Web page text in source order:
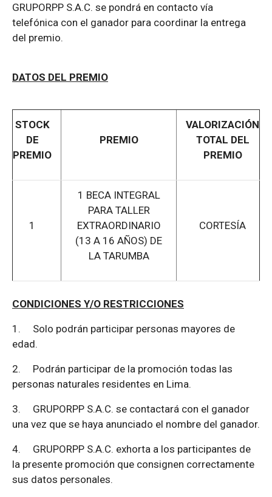
GRUPORPP S.A.C. se pondrá en contacto vía
telefónica con el ganador para coordinar la entrega
del premio.
DATOS DEL PREMIO
STOCK
DE
PREMIO
PREMIO
VALORIZACIÓN
TOTAL DEL
PREMIO
1
1 BECA INTEGRAL
PARA TALLER
EXTRAORDINARIO
(13 A 16 AÑOS) DE
LA TARUMBA
CORTESÍA
CONDICIONES Y/O RESTRICCIONES
1. Solo podrán participar personas mayores de
edad.
2. Podrán participar de la promoción todas las
personas naturales residentes en Lima.
3. GRUPORPP S.A.C. se contactará con el ganador
una vez que se haya anunciado el nombre del ganador.
4. GRUPORPP S.A.C. exhorta a los participantes de
la presente promoción que consignen correctamente
sus datos personales.